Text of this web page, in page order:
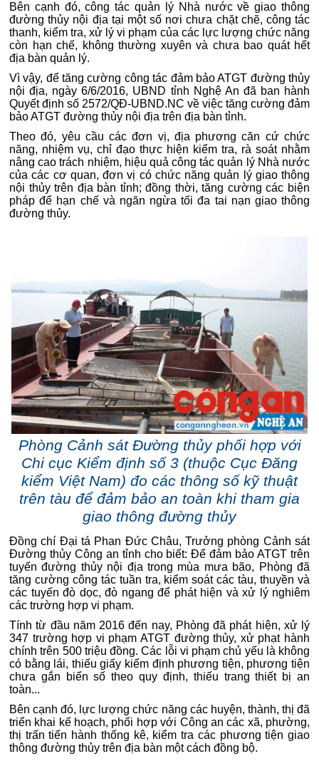
Bên cạnh đó, công tác quản lý Nhà nước về giao thông
đường thủy nội địa tại một số nơi chưa chặt chẽ, công tác
thanh, kiểm tra, xử lý vi phạm của các lực lượng chức năng
còn hạn chế, không thường xuyên và chưa bao quát hết
địa bàn quản lý.
Vì vậy, để tăng cường công tác đảm bảo ATGT đường thủy
nội địa, ngày 6/6/2016, UBND tỉnh Nghệ An đã ban hành
Quyết định số 2572/QĐ-UBND.NC về việc tăng cường đảm
bảo ATGT đường thủy nội địa trên địa bàn tỉnh.
Theo đó, yêu cầu các đơn vị, địa phương căn cứ chức
năng, nhiệm vụ, chỉ đạo thực hiện kiểm tra, rà soát nhằm
nâng cao trách nhiệm, hiệu quả công tác quản lý Nhà nước
của các cơ quan, đơn vị có chức năng quản lý giao thông
nội thủy trên địa bàn tỉnh; đồng thời, tăng cường các biện
pháp để hạn chế và ngăn ngừa tối đa tai nạn giao thông
đường thủy.
Phòng Cảnh sát Đường thủy phối hợp với
Chi cục Kiểm định số 3 (thuộc Cục Đăng
kiểm Việt Nam) đo các thông số kỹ thuật
trên tàu để đảm bảo an toàn khi tham gia
giao thông đường thủy
Đồng chí Đại tá Phan Đức Châu, Trưởng phòng Cảnh sát
Đường thủy Công an tỉnh cho biết: Để đảm bảo ATGT trên
tuyến đường thủy nội địa trong mùa mưa bão, Phòng đã
tăng cường công tác tuần tra, kiểm soát các tàu, thuyền và
các tuyến đò dọc, đò ngang để phát hiện và xử lý nghiêm
các trường hợp vi phạm.
Tính từ đầu năm 2016 đến nay, Phòng đã phát hiện, xử lý
347 trường hợp vi phạm ATGT đường thủy, xử phạt hành
chính trên 500 triệu đồng. Các lỗi vi phạm chủ yếu là không
có bằng lái, thiếu giấy kiểm định phương tiện, phương tiện
chưa gắn biển số theo quy định, thiếu trang thiết bị an
toàn...
Bên cạnh đó, lực lượng chức năng các huyện, thành, thị đã
triển khai kế hoạch, phối hợp với Công an các xã, phường,
thị trấn tiến hành thống kê, kiểm tra các phương tiện giao
thông đường thủy trên địa bàn một cách đồng bộ.